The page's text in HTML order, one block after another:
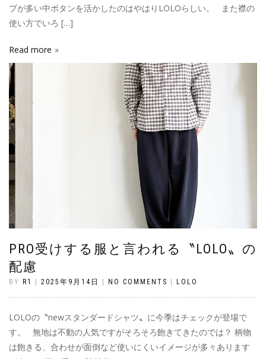
プが多い中ボタンを活かしたのはやはりLOLOらしい。 また襟の
使い方でいろ […]
Read more
PRO受けする服と言われる〝LOLO〟の
配慮
BY R1 2025年9月14日 NO COMMENTS LOLO
LOLOの〝newスタンダードシャツ〟に今季はチェックが登場で
す。 無地は不動の人気ですがそろそろ飽きてきたのでは？ 柄物
は飽きる、合わせが面倒など使いにくいイメージが多々あります